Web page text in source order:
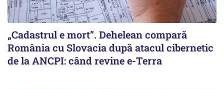
„Cadastrul e mort”. Dehelean compară
România cu Slovacia după atacul cibernetic
de la ANCPI: când revine e-Terra